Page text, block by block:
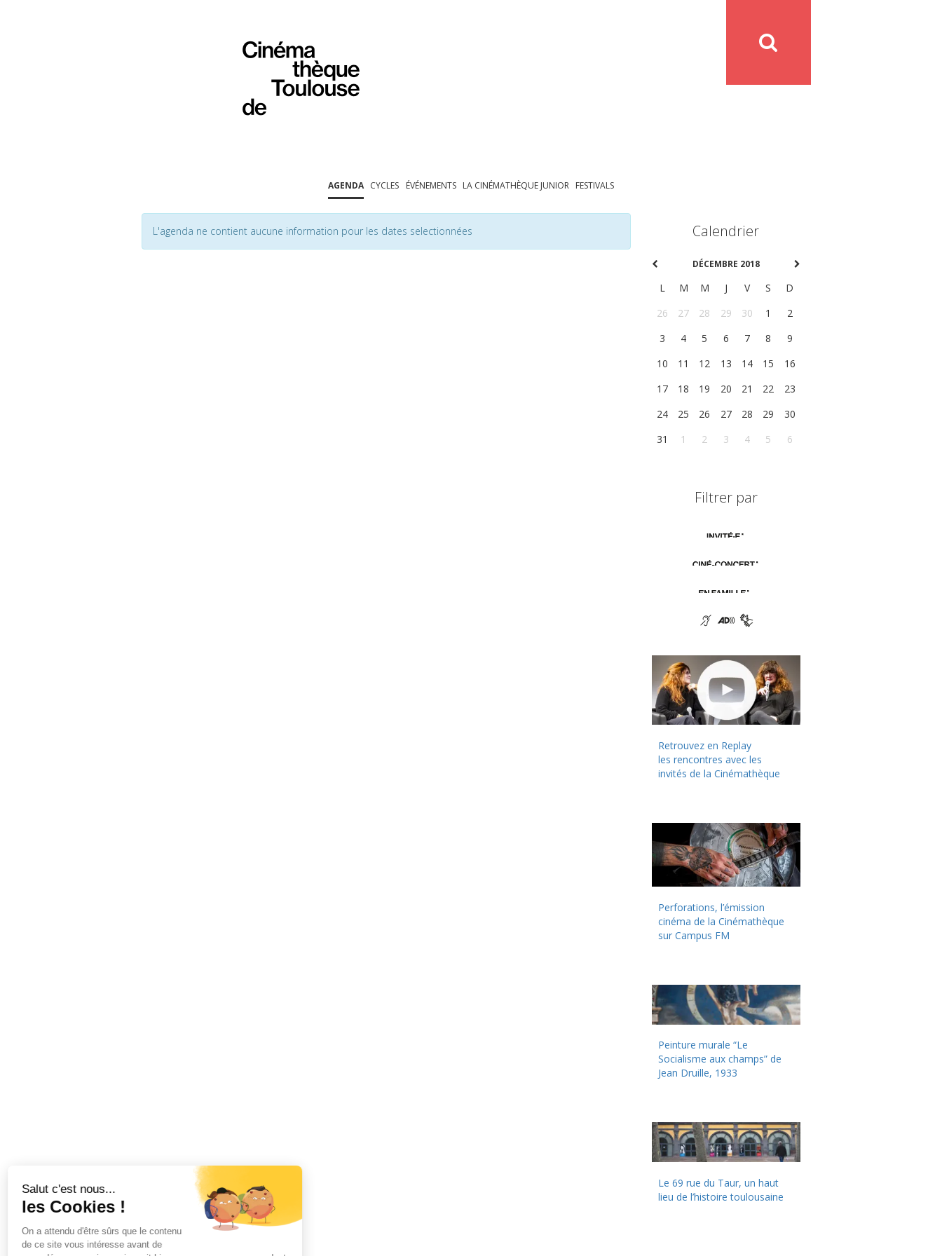
AGENDA CYCLES ÉVÉNEMENTS LA CINÉMATHÈQUE JUNIOR FESTIVALS
L'agenda ne contient aucune information pour les dates selectionnées Calendrier
DÉCEMBRE 2018
L M M J V S
D
26
27 28 29 30 1
2
3
4 5 6 7 8
9
10
11 12 13 14 15
16
17
18 19 20 21 22
23
24
25 26 27 28 29
30
31
1 2 3 4 5 6
Filtrer par
Retrouvez en Replay
les rencontres avec les
invités de la Cinémathèque
Perforations, l’émission
cinéma de la Cinémathèque
sur Campus FM
Peinture murale “Le
Socialisme aux champs” de
Jean Druille, 1933
Le 69 rue du Taur, un haut
lieu de l’histoire toulousaine